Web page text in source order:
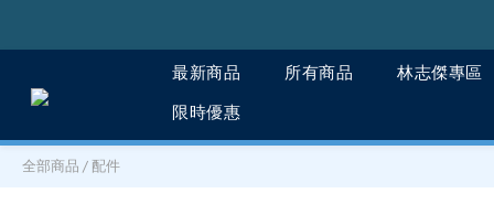
最新商品 所有商品
林志傑專區
限時優惠
全部商品 /配件